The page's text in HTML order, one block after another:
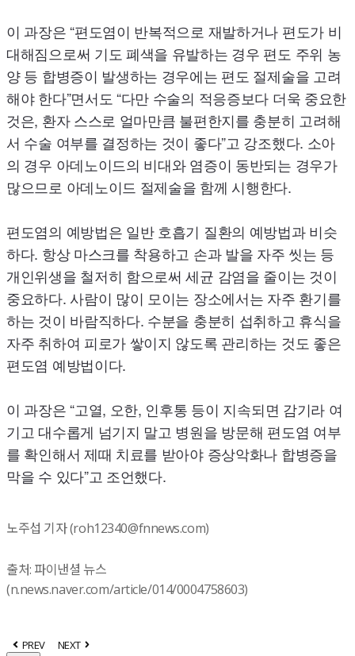
이 과장은 “편도염이 반복적으로 재발하거나 편도가 비
대해짐으로써 기도 폐색을 유발하는 경우 편도 주위 농
양 등 합병증이 발생하는 경우에는 편도 절제술을 고려
해야 한다”면서도 “다만 수술의 적응증보다 더욱 중요한
것은, 환자 스스로 얼마만큼 불편한지를 충분히 고려해
서 수술 여부를 결정하는 것이 좋다”고 강조했다. 소아
의 경우 아데노이드의 비대와 염증이 동반되는 경우가
많으므로 아데노이드 절제술을 함께 시행한다.
편도염의 예방법은 일반 호흡기 질환의 예방법과 비슷
하다. 항상 마스크를 착용하고 손과 발을 자주 씻는 등
개인위생을 철저히 함으로써 세균 감염을 줄이는 것이
중요하다. 사람이 많이 모이는 장소에서는 자주 환기를
하는 것이 바람직하다. 수분을 충분히 섭취하고 휴식을
자주 취하여 피로가 쌓이지 않도록 관리하는 것도 좋은
편도염 예방법이다.
이 과장은 “고열, 오한, 인후통 등이 지속되면 감기라 여
기고 대수롭게 넘기지 말고 병원을 방문해 편도염 여부
를 확인해서 제때 치료를 받아야 증상악화나 합병증을
막을 수 있다”고 조언했다.
노주섭 기자 (roh12340@fnnews.com)
출처: 파이낸셜 뉴스
(n.news.naver.com/article/014/0004758603)
PREV
NEXT